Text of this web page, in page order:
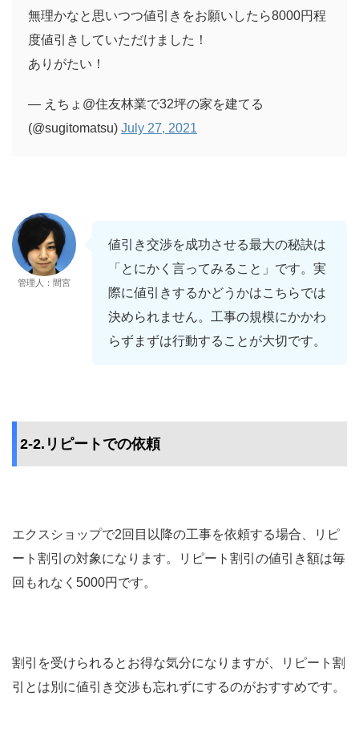
無理かなと思いつつ値引きをお願いしたら8000円程
度値引きしていただけました！
ありがたい！
— えちょ@住友林業で32坪の家を建てる
(@sugitomatsu) July 27, 2021
管理人：間宮
値引き交渉を成功させる最大の秘訣は
「とにかく言ってみること」です。実
際に値引きするかどうかはこちらでは
決められません。工事の規模にかかわ
らずまずは行動することが大切です。
2-2.リピートでの依頼
エクスショップで2回目以降の工事を依頼する場合、リピ
ート割引の対象になります。リピート割引の値引き額は毎
回もれなく5000円です。
割引を受けられるとお得な気分になりますが、リピート割
引とは別に値引き交渉も忘れずにするのがおすすめです。